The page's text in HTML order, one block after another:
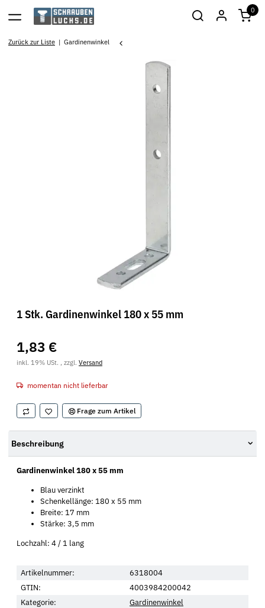
0
Zurück zur Liste Gardinenwinkel
1 Stk. Gardinenwinkel 180 x 55 mm
1,83 €
inkl. 19% USt. , zzgl. Versand
momentan nicht lieferbar
Frage zum Artikel
Beschreibung
Gardinenwinkel 180 x 55 mm
Blau verzinkt
Schenkellänge: 180 x 55 mm
Breite: 17 mm
Stärke: 3,5 mm
Lochzahl: 4 / 1 lang
Artikelnummer:
6318004
GTIN:
4003984200042
Kategorie:
Gardinenwinkel